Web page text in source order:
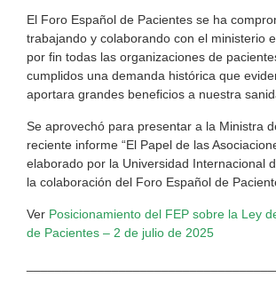
El Foro Español de Pacientes se ha
trabajando y colaborando con el ministerio
por fin todas las organizaciones de
cumplidos una demanda histórica que
aportara grandes beneficios a nuestra
Se aprovechó para presentar a la Ministra
reciente informe “El Papel de las
elaborado por la Universidad Internacional
la colaboración del Foro Español de
Ver Posicionamiento del FEP sobre la Ley
de Pacientes – 2 de julio de 2025